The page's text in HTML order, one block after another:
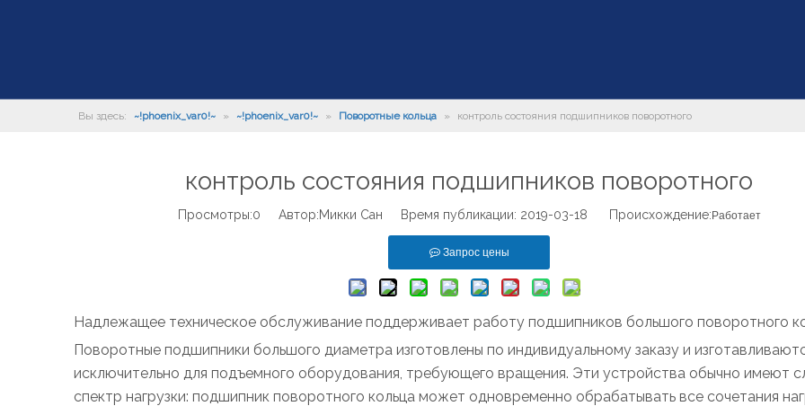
Вы здесь: ~!phoenix_var0!~ » ~!phoenix_var0!~ » Поворотные кольца » контроль состояния подшипников поворотного
контроль состояния подшипников поворотного
Просмотры:0 Автор:Микки Сан Время публикации: 2019-03-18 Происхождение: Работает
Запрос цены
Надлежащее техническое обслуживание поддерживает работу подшипников большого поворотного
Поворотные подшипники большого диаметра изготовлены по индивидуальному заказу и
исключительно для подъемного оборудования, требующего вращения. Эти устройства обычно имеют
спектр нагрузки: подшипник поворотного кольца может одновременно обрабатывать все сочетания